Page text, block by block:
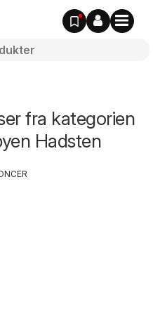
fra kategorien
Hadsten